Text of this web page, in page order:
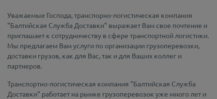
Уважаемые Господа, транспорно-логистическая компания
"Балтийская Служба Доставки" выражает Вам свое почтение и
приглашает к сотрудничеству в сфере транспортной логистики.
Мы предлагаем Вам услуги по организации грузоперевозки,
доставки грузов, как для Вас, так и для Ваших коллег и
партнеров.
Транспортно-логистическая компания "Балтийская Служба
Доставки" работает на рынке грузоперевозок уже много лет и